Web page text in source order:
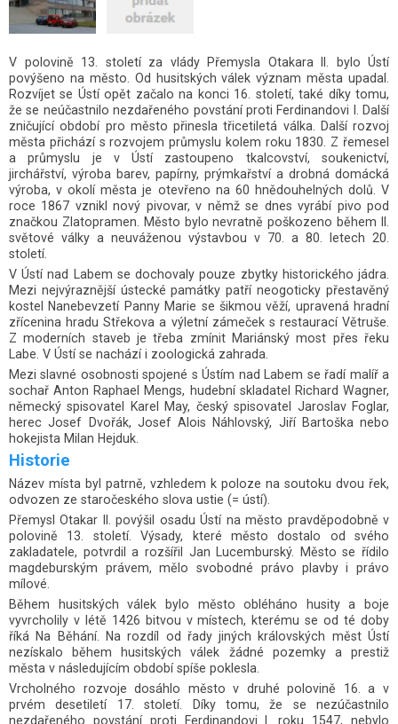
V polovině 13. století za vlády Přemysla Otakara II. bylo Ústí
povýšeno na město. Od husitských válek význam města upadal.
Rozvíjet se Ústí opět začalo na konci 16. století, také díky tomu,
že se neúčastnilo nezdařeného povstání proti Ferdinandovi I. Další
zničující období pro město přinesla třicetiletá válka. Další rozvoj
města přichází s rozvojem průmyslu kolem roku 1830. Z řemesel
a průmyslu je v Ústí zastoupeno tkalcovství, soukenictví,
jirchářství, výroba barev, papírny, prýmkařství a drobná domácká
výroba, v okolí města je otevřeno na 60 hnědouhelných dolů. V
roce 1867 vznikl nový pivovar, v němž se dnes vyrábí pivo pod
značkou Zlatopramen. Město bylo nevratně poškozeno během II.
světové války a neuváženou výstavbou v 70. a 80. letech 20.
století.
V Ústí nad Labem se dochovaly pouze zbytky historického jádra.
Mezi nejvýraznější ústecké památky patří neogoticky přestavěný
kostel Nanebevzetí Panny Marie se šikmou věží, upravená hradní
zřícenina hradu Střekova a výletní zámeček s restaurací Větruše.
Z moderních staveb je třeba zmínit Mariánský most přes řeku
Labe. V Ústí se nachází i zoologická zahrada
Mezi slavné osobnosti spojené s Ústím nad Labem se řadí malíř a
sochař Anton Raphael Mengs, hudební skladatel Richard Wagner,
německý spisovatel Karel May, český spisovatel Jaroslav Foglar,
herec Josef Dvořák, Josef Alois Náhlovský, Jiří Bartoška nebo
hokejista Milan Hejduk.
Historie
Název místa byl patrně, vzhledem k poloze na soutoku dvou řek,
odvozen ze staročeského slova ustie (= ústí).
Přemysl Otakar II. povýšil osadu Ústí na město pravděpodobně v
polovině 13. století. Výsady, které město dostalo od svého
zakladatele, potvrdil a rozšířil Jan Lucemburský. Město se řídilo
magdeburským právem, mělo svobodné právo plavby i právo
mílové.
Během husitských válek bylo město obléháno husity a boje
vyvrcholily v létě 1426 bitvou v místech, kterému se od té doby
říká Na Běhání. Na rozdíl od řady jiných královských měst Ústí
nezískalo během husitských válek žádné pozemky a prestiž
města v následujícím období spíše poklesla.
Vrcholného rozvoje dosáhlo město v druhé polovině 16. a v
prvém desetiletí 17. století. Díky tomu, že se nezúčastnilo
nezdařeného povstání proti Ferdinandovi I. roku 1547, nebylo